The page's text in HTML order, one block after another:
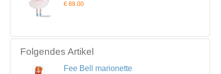
€ 88.00
Folgendes Artikel
Fee Bell marionette